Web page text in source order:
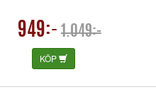
949:- 1.049:-
KÖP